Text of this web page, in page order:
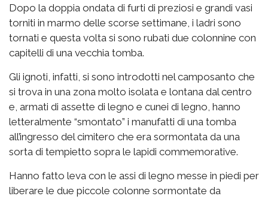
Dopo la doppia ondata di furti di preziosi e grandi vasi
torniti in marmo delle scorse settimane, i ladri sono
tornati e questa volta si sono rubati due colonnine con
capitelli di una vecchia tomba.
Gli ignoti, infatti, si sono introdotti nel camposanto che
si trova in una zona molto isolata e lontana dal centro
e, armati di assette di legno e cunei di legno, hanno
letteralmente “smontato” i manufatti di una tomba
all’ingresso del cimitero che era sormontata da una
sorta di tempietto sopra le lapidi commemorative.
Hanno fatto leva con le assi di legno messe in piedi per
liberare le due piccole colonne sormontate da